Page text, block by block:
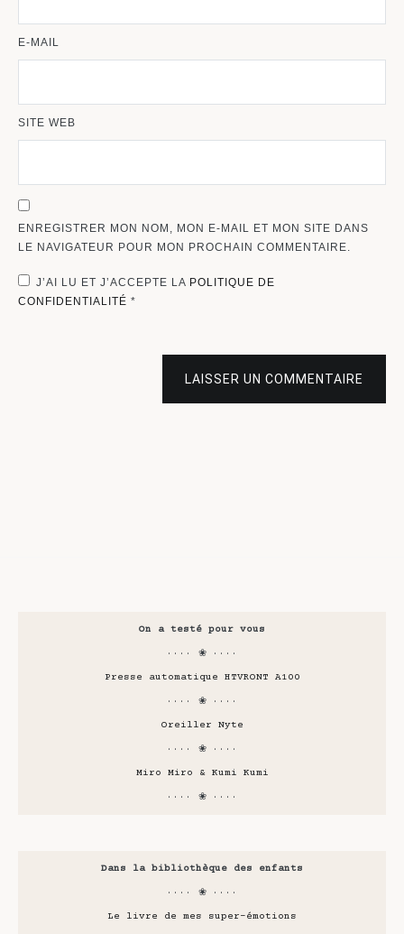
E-MAIL
SITE WEB
ENREGISTRER MON NOM, MON E-MAIL ET MON SITE DANS
LE NAVIGATEUR POUR MON PROCHAIN COMMENTAIRE.
J’AI LU ET J’ACCEPTE LA POLITIQUE DE
CONFIDENTIALITÉ *
LAISSER UN COMMENTAIRE
On a testé pour vous
···· ❀ ····
Presse automatique HTVRONT A100
···· ❀ ····
Oreiller Nyte
···· ❀ ····
Miro Miro & Kumi Kumi
···· ❀ ····
Dans la bibliothèque des enfants
···· ❀ ····
Le livre de mes super-émotions